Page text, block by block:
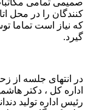
کنندگان را در محل
که نیاز است تماما
گیرد.
در انتهای جلسه از
اداره کل ، دکتر
رئیس اداره تولید